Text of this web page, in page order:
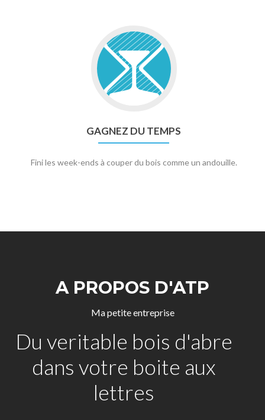
GAGNEZ DU TEMPS
Fini les week-ends à couper du bois comme un andouille.
A PROPOS D'ATP
Ma petite entreprise
Du veritable bois d'abre
dans votre boite aux
lettres